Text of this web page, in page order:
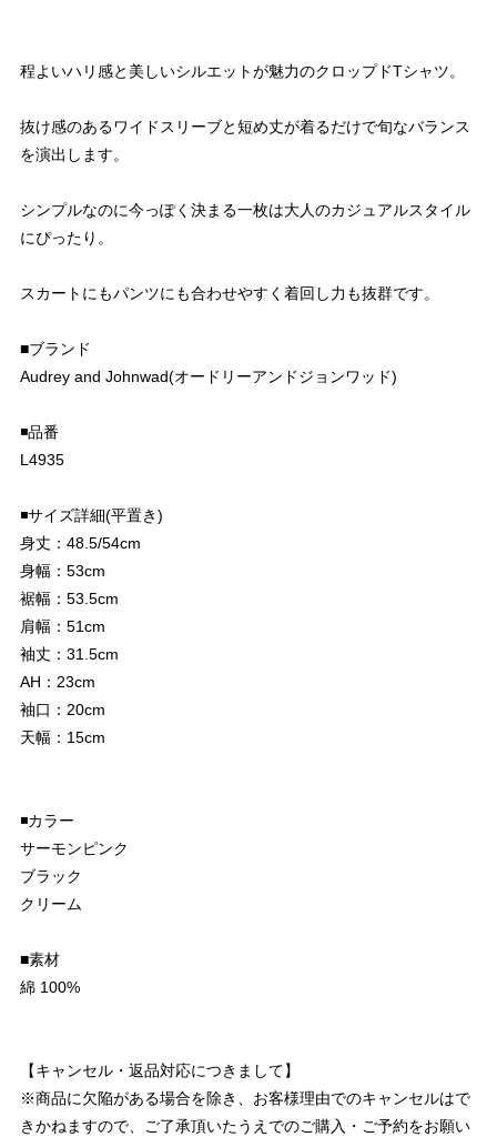
程よいハリ感と美しいシルエットが魅力のクロップドTシャツ。
抜け感のあるワイドスリーブと短め丈が着るだけで旬なバランス
を演出します。
シンプルなのに今っぽく決まる一枚は大人のカジュアルスタイル
にぴったり。
スカートにもパンツにも合わせやすく着回し力も抜群です。
■ブランド
Audrey and Johnwad(オードリーアンドジョンワッド)
◾️品番
L4935
◾️サイズ詳細(平置き)
身丈：48.5/54cm
身幅：53cm
裾幅：53.5cm
肩幅：51cm
袖丈：31.5cm
AH：23cm
袖口：20cm
天幅：15cm
◾️カラー
サーモンピンク
ブラック
クリーム
■素材
綿 100%
【キャンセル・返品対応につきまして】
※商品に欠陥がある場合を除き、お客様理由でのキャンセルはで
きかねますので、ご了承頂いたうえでのご購入・ご予約をお願い